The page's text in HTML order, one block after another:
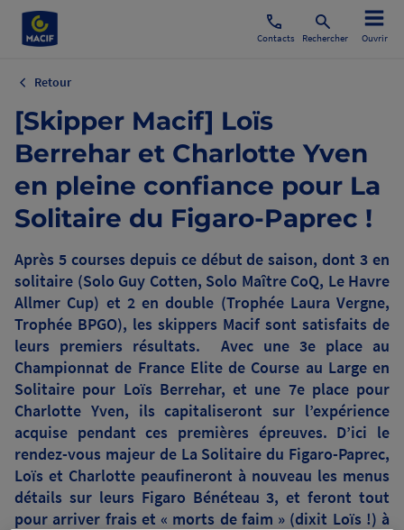
Contacts Rechercher Ouvrir
Retour
[Skipper Macif] Loïs
Berrehar et Charlotte Yven
en pleine confiance pour La
Solitaire du Figaro-Paprec !
Après 5 courses depuis ce début de saison, dont 3 en
solitaire (Solo Guy Cotten, Solo Maître CoQ, Le Havre
Allmer Cup) et 2 en double (Trophée Laura Vergne,
Trophée BPGO), les skippers Macif sont satisfaits de
leurs premiers résultats. Avec une 3e place au
Championnat de France Elite de Course au Large en
Solitaire pour Loïs Berrehar, et une 7e place pour
Charlotte Yven, ils capitaliseront sur l’expérience
acquise pendant ces premières épreuves. D’ici le
rendez-vous majeur de La Solitaire du Figaro-Paprec,
Loïs et Charlotte peaufineront à nouveau les menus
détails sur leurs Figaro Bénéteau 3, et feront tout
pour arriver frais et « morts de faim » (dixit Loïs !) à